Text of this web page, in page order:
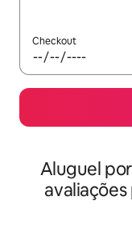
Checkout
Aluguel